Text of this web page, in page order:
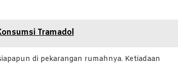
Tramadol
di pekarangan rumahnya. Ketiadaan